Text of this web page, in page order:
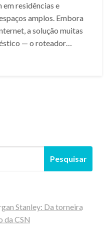
residências e
amplos. Embora
a solução muitas
— o roteador…
Pesquisar
Stanley: Da torneira
da CSN